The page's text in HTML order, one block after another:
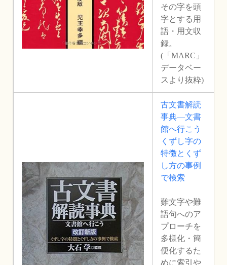
その字を頭
字とする用
語・用文収
録。
(「MARC」
データベー
スより抜粋)
古文書解読
事典―文書
館へ行こう
くずし字の
特徴とくず
し方の事例
で検索
難文字や難
語句へのア
プローチを
多様化・簡
便化するた
めに索引や